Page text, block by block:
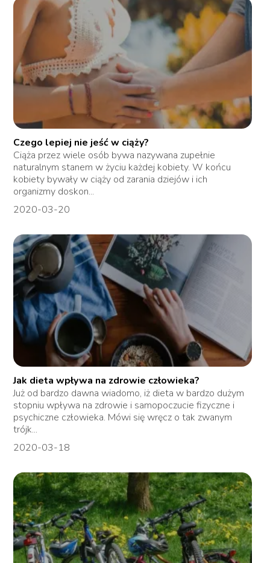
Czego lepiej nie jeść w ciąży?
Ciąża przez wiele osób bywa nazywana zupełnie
naturalnym stanem w życiu każdej kobiety. W końcu
kobiety bywały w ciąży od zarania dziejów i ich
organizmy doskon...
2020-03-20
Jak dieta wpływa na zdrowie człowieka?
Już od bardzo dawna wiadomo, iż dieta w bardzo dużym
stopniu wpływa na zdrowie i samopoczucie fizyczne i
psychiczne człowieka. Mówi się wręcz o tak zwanym
trójk...
2020-03-18